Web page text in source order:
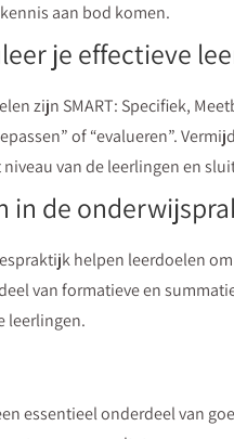
aan bod komen.
je effectieve
zijn SMART: Specifiek,
of “evalueren”.
van de leerlingen en
in de
helpen leerdoelen
van formatieve en
leerlingen.
essentieel onderdeel van